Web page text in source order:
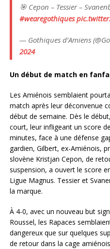
🎯 Cepon – Tessier –
#wearegothiques
— Gothiques d’Amiens
2024
Un début de match en
Les Amiénois semblaient
match après leur déconvenue
début de semaine. Dès le
court, leur infligeant un score
minutes, face à une défense
gardien, Gilbert, ex-Amiénois,
slovène Kristjan Cepon, de
suspension, a ouvert le score
Ligue Magnus. Tessier et
la marque.
À 4-0, avec un nouveau but
Roussel, les Rapaces
dangereux que sur quelques
de retour dans la cage